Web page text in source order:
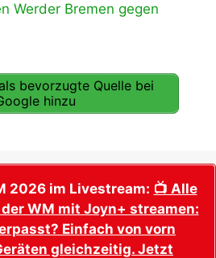
Werder Bremen gegen
bevorzugte Quelle bei
hinzu
2026 im Livestream: 📺 Alle
der WM mit Joyn+ streamen:
Einfach von vorn
gleichzeitig. Jetzt